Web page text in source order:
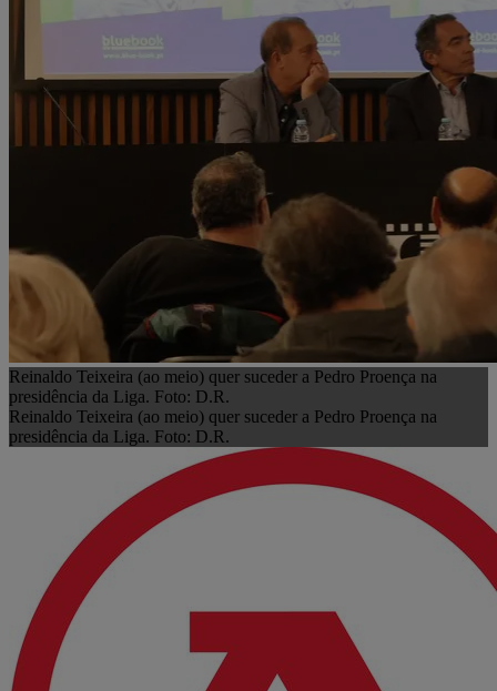
Reinaldo Teixeira (ao meio) quer suceder a Pedro Proença na
presidência da Liga. Foto: D.R.
Reinaldo Teixeira (ao meio) quer suceder a Pedro Proença na
presidência da Liga. Foto: D.R.